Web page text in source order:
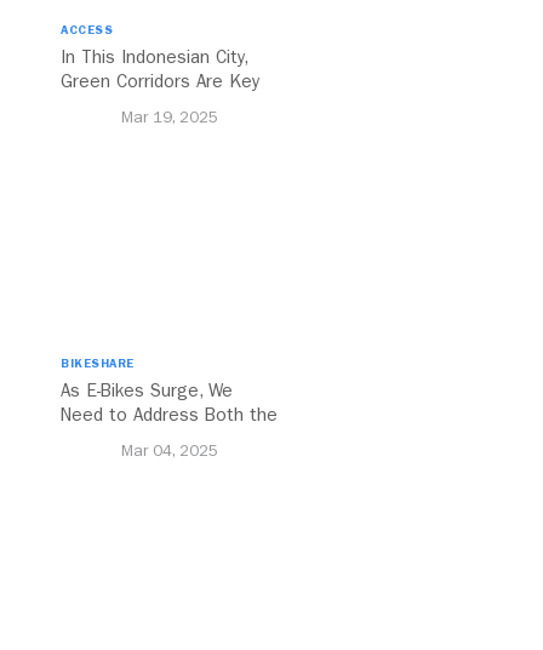
ACCESS
In This Indonesian City,
Green Corridors Are Key
Mar 19, 2025
BIKESHARE
As E-Bikes Surge, We
Need to Address Both the
Challenges
Mar 04, 2025